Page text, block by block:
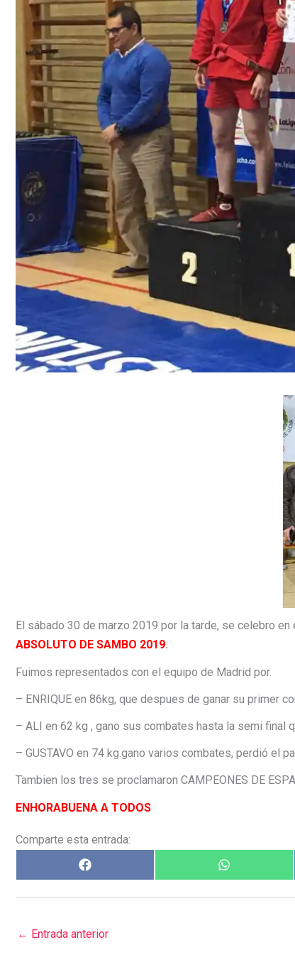
El sábado 30 de marzo 2019 por la tarde, se celebro
ABSOLUTO DE SAMBO 2019.
Fuimos representados con el equipo de Madrid por.
– ENRIQUE en 86kg, que despues de ganar su primer
– ALI en 62 kg , gano sus combates hasta la semi final
– GUSTAVO en 74 kg.gano varios combates, perdió el
Tambien los tres se proclamaron CAMPEONES DE
ENHORABUENA A TODOS
Comparte esta entrada:
← Entrada anterior